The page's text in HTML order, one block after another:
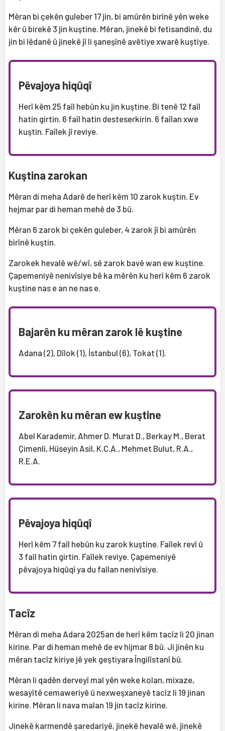
Mêran bi çekên guleber 17 jin, bi amûrên birînê yên weke
kêr û birekê 3 jin kuştine. Mêran, jinekê bi fetisandinê, du
jin bi lêdanê û jinekê jî li şaneşînê avêtiye xwarê kuştiye.
Pêvajoya hiqûqî
Herî kêm 25 faîl hebûn ku jin kuştine. Bi tenê 12 faîl
hatin girtin. 6 faîl hatin desteserkirin. 6 faîlan xwe
kuştin. Faîlek jî reviye.
Kuştina zarokan
Mêran di meha Adarê de herî kêm 10 zarok kuştin. Ev
hejmar par di heman mehê de 3 bû.
Mêran 6 zarok bi çekên guleber, 4 zarok jî bi amûrên
birînê kuştin.
Zarokek hevalê wê/wî, sê zarok bavê wan ew kuştine.
Çapemeniyê nenivîsiye bê ka mêrên ku herî kêm 6 zarok
kuştine nas e an ne nas e.
Bajarên ku mêran zarok lê kuştine
Adana (2), Dîlok (1), İstanbul (6), Tokat (1).
Zarokên ku mêran ew kuştine
Abel Karademir, Ahmer D. Murat D., Berkay M., Berat
Çimenli, Hüseyin Asil, K.C.A., Mehmet Bulut, R.A.,
R.E.A.
Pêvajoya hiqûqî
Herî kêm 7 faîl hebûn ku zarok kuştine. Faîlek revî û
3 faîl hatin girtin. Faîlek reviye. Çapemeniyê
pêvajoya hiqûqî ya du faîlan nenivîsiye.
Tacîz
Mêran di meha Adara 2025an de herî kêm tacîz li 20 jinan
kirine. Par di heman mehê de ev hijmar 8 bû. Ji jinên ku
mêran tacîz kiriye jê yek geştiyara Îngilîstanî bû.
Mêran li qadên derveyî mal yên weke kolan, mixaze,
wesayîtê cemaweriyê û nexweşxaneyê tacîz li 19 jinan
kirine. Mêran li nava malan 19 jin tacîz kirine.
Jinekê karmendê şaredariyê, jinekê hevalê wê, jinekê